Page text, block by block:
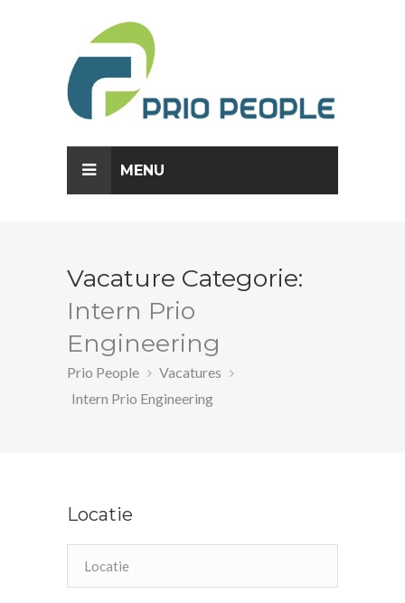
MENU
Vacature Categorie:
Intern Prio
Engineering
Prio People
Vacatures
Intern Prio Engineering
Locatie
AKKOORD